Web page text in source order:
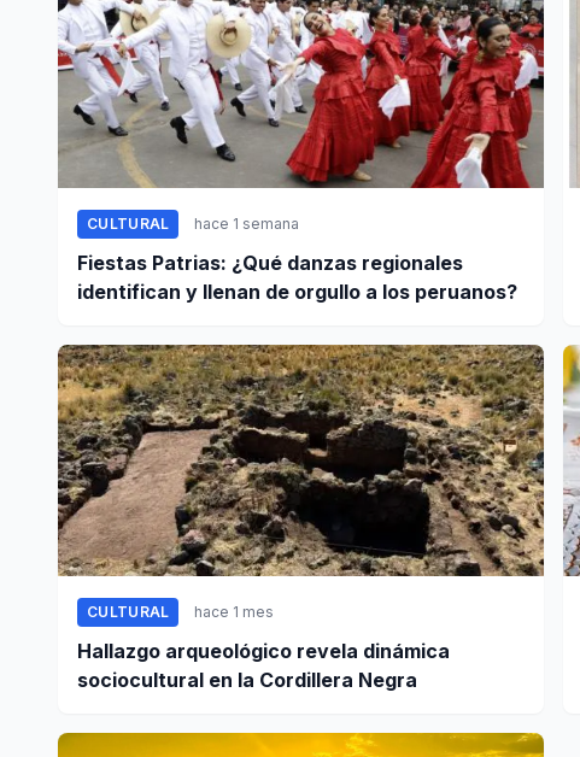
CULTURAL hace 1 semana
Fiestas Patrias: ¿Qué danzas regionales
identifican y llenan de orgullo a los peruanos?
CULTURAL hace 1 mes
Hallazgo arqueológico revela dinámica
sociocultural en la Cordillera Negra